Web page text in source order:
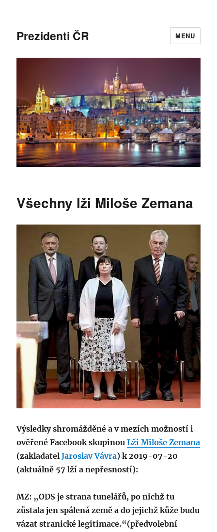
Prezidenti ČR MENU
Všechny lži Miloše Zemana
Výsledky shromážděné a v mezích možností i
ověřené Facebook skupinouLži Miloše Zemana
(zakladatelJaroslav Vávra) k 2019-07-20
(aktuálně 57 lží a nepřesností):
MZ: „ODS je strana tunelářů, po nichž tu
zůstala jen spálená země a do jejichž kůže budu
vázat stranické legitimace.“(předvolební